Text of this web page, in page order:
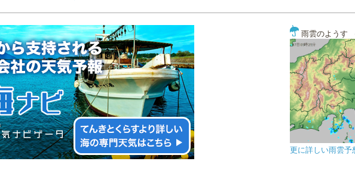
雨雲のようす
更に詳しい雨雲予